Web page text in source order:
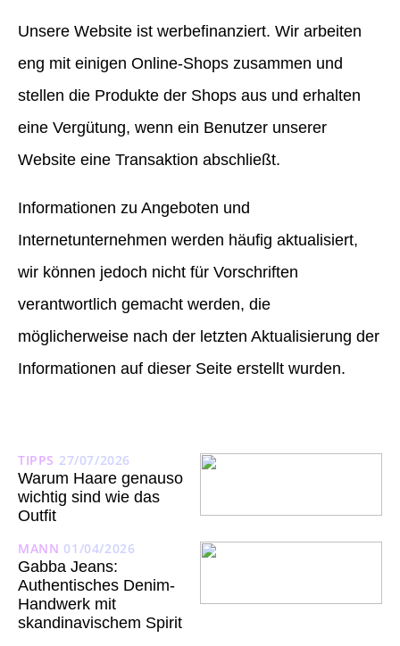
Unsere Website ist werbefinanziert. Wir arbeiten
eng mit einigen Online-Shops zusammen und
stellen die Produkte der Shops aus und erhalten
eine Vergütung, wenn ein Benutzer unserer
Website eine Transaktion abschließt.
Informationen zu Angeboten und
Internetunternehmen werden häufig aktualisiert,
wir können jedoch nicht für Vorschriften
verantwortlich gemacht werden, die
möglicherweise nach der letzten Aktualisierung der
Informationen auf dieser Seite erstellt wurden.
TIPPS 27/07/2026
Warum Haare genauso
wichtig sind wie das
Outfit
MANN 01/04/2026
Gabba Jeans:
Authentisches Denim-
Handwerk mit
skandinavischem Spirit